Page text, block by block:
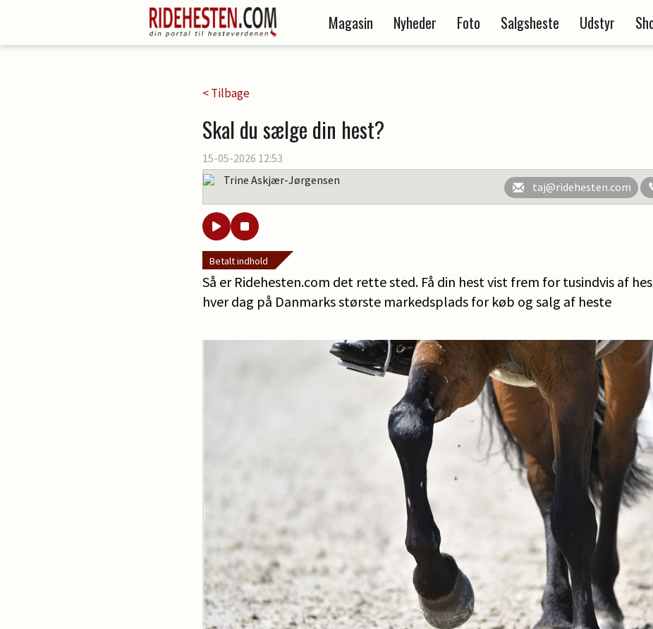
Magasin Nyheder Foto Salgsheste Udstyr
< Tilbage
Skal du sælge din hest?
15-05-2026 12:53
Trine Askjær-Jørgensen
taj@ridehesten.com
Betalt indhold
Så er Ridehesten.com det rette sted. Få din hest vist frem for tusindvis af
hver dag på Danmarks største markedsplads for køb og salg af heste